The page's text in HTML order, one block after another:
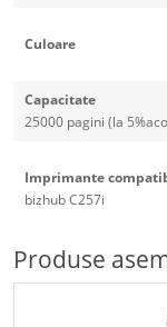
Culoare
Capacitate
25000 pagini (la
Imprimante
bizhub C257i
Produse